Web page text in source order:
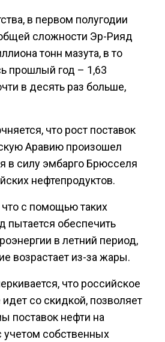
в первом полугодии
сложности Эр-Рияд
тонн мазута, в то
прошлый год – 1,63
в десять раз больше,
что рост поставок
Аравию произошел
в силу эмбарго Брюсселя
нефтепродуктов.
что с помощью таких
пытается обеспечить
в летний период,
возрастает из-за жары.
что российское
идет со скидкой, позволяет
поставок нефти на
собственных